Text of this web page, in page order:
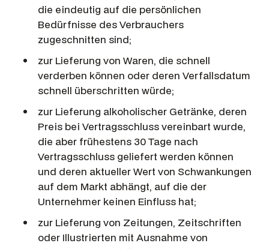
die eindeutig auf die persönlichen
Bedürfnisse des Verbrauchers
zugeschnitten sind;
zur Lieferung von Waren, die schnell
verderben können oder deren Verfallsdatum
schnell überschritten würde;
zur Lieferung alkoholischer Getränke, deren
Preis bei Vertragsschluss vereinbart wurde,
die aber frühestens 30 Tage nach
Vertragsschluss geliefert werden können
und deren aktueller Wert von Schwankungen
auf dem Markt abhängt, auf die der
Unternehmer keinen Einfluss hat;
zur Lieferung von Zeitungen, Zeitschriften
oder Illustrierten mit Ausnahme von